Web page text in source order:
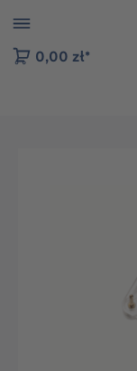
do nawigacji
0,00 zł*